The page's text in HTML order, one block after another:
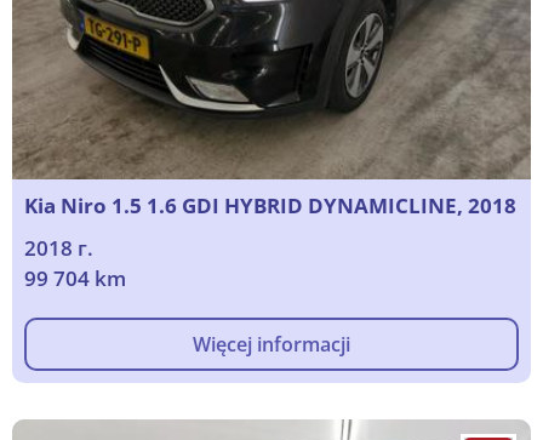
Kia Niro 1.5 1.6 GDI HYBRID DYNAMICLINE, 2018
2018 г.
99 704 km
Więcej informacji